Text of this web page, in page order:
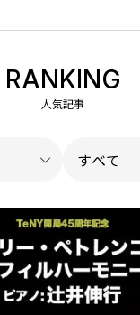
RANKING
人気記事